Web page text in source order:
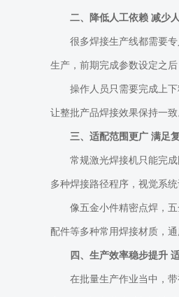
二、降低人工依赖 减少
很多焊接生产线都需要
生产，前期完成参数设定之
操作人员只需要完成上
让整批产品焊接效果保持一致
三、适配范围更广 满足
常规激光焊接机只能完
多种焊接路径程序，视觉系
像五金小件精密点焊，
配件等多种常用焊接材质，通
四、生产效率稳步提升
在批量生产作业当中，